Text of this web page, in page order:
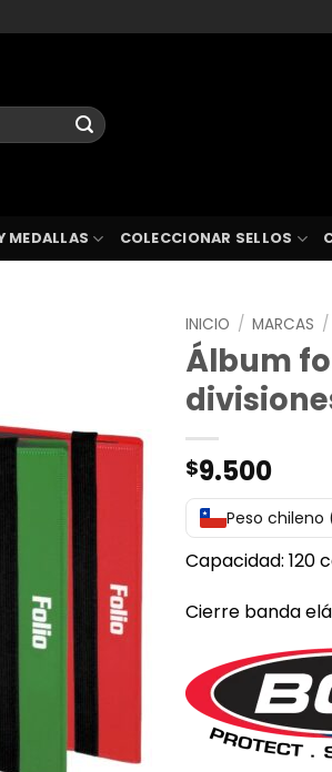
MEDALLAS COLECCIONAR SELLOS
INICIO / MARCAS /
Álbum
$9.500
Peso chileno
Capacidad: 120
Cierre banda